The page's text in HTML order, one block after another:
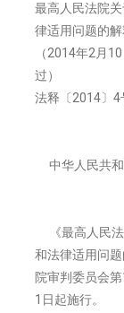
最高人民法院
律适用问题的解
（2014年2月
过）
法释〔2014〕4
中华人民共和
《最高人民法
和法律适用问
院审判委员会
1日起施行。